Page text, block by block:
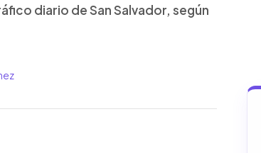
diario de San Salvador, según